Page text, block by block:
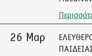
26 Μαρ